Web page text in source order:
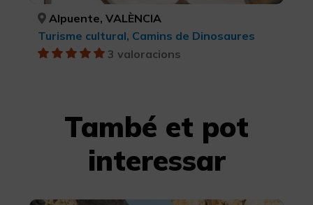
Alpuente, VALÈNCIA
Turisme cultural, Camins de Dinosaures
3 valoracions
També et pot
interessar